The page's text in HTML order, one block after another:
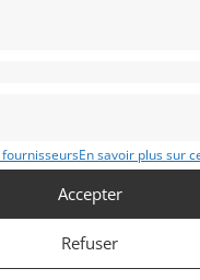
En savoir plus sur
Accepter
Refuser